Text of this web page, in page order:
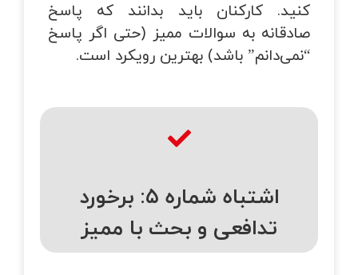
کنید. کارکنان باید بدانند که پاسخ
صادقانه به سوالات ممیز (حتی اگر پاسخ
“نمی‌دانم” باشد) بهترین رویکرد است.
اشتباه شماره ۵: برخورد
تدافعی و بحث با ممیز